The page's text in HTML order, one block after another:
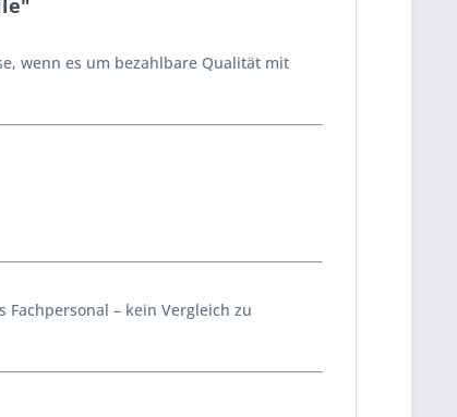
wenn es um bezahlbare Qualität mit
– kein Vergleich zu